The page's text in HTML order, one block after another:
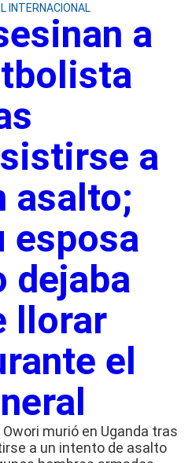
INTERNACIONAL
a
a
asalto;
esposa
dejaba
llorar
el
Owori murió en Uganda tras
a un intento de asalto